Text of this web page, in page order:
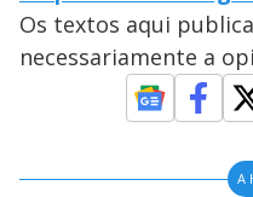
Os textos aqui
necessariamente a
A